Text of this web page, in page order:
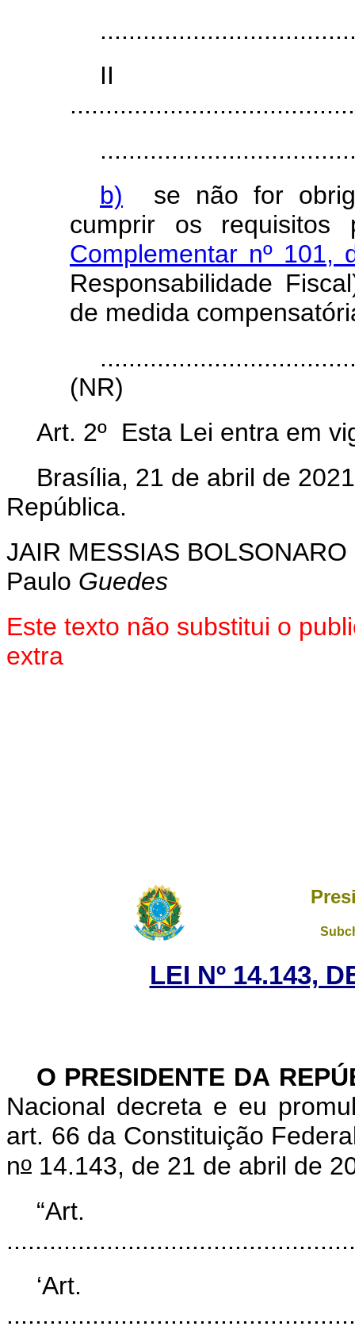
........................................
b) se não for
cumprir os
Complementar nº
Responsabilidade
de medida
(NR)
Art. 2º Esta Lei entra em
Brasília, 21 de abril de
República.
JAIR MESSIAS BOLSONARO
Paulo Guedes
Este texto não substitui o
extra
LEI Nº 14.143,
O PRESIDENTE DA
Nacional decreta e eu
art. 66 da Constituição
no 14.143, de 21 de abril de